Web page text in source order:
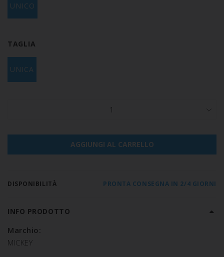
UNICO
TAGLIA
UNICA
1
AGGIUNGI AL CARRELLO
DISPONIBILITÀ PRONTA CONSEGNA IN 2/4 GIORNI
INFO PRODOTTO
Marchio:
MICKEY